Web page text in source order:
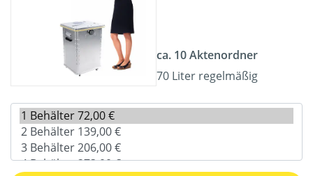
ca. 10 Aktenordner
70 Liter regelmäßig